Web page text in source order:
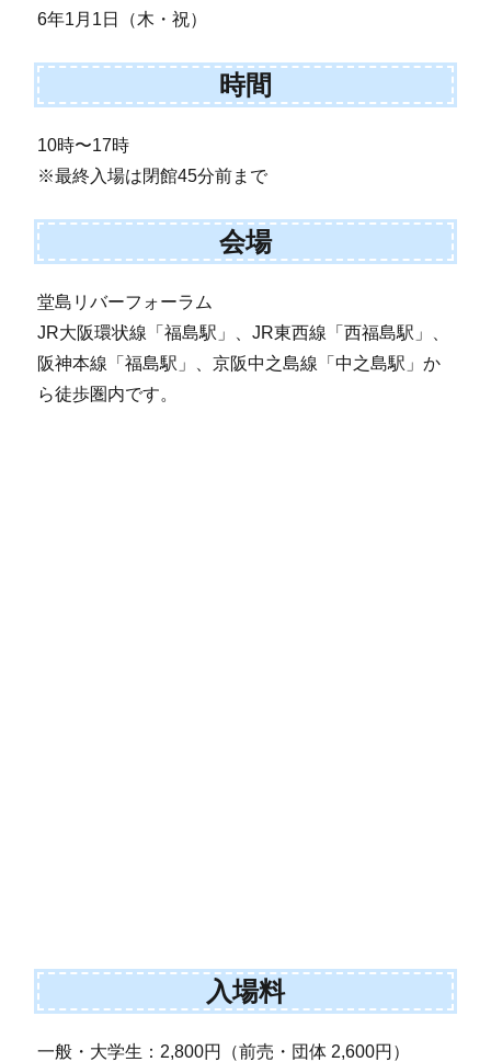
6年1月1日（木・祝）
時間
10時〜17時
※最終入場は閉館45分前まで
会場
堂島リバーフォーラム
JR大阪環状線「福島駅」、JR東西線「西福島駅」、
阪神本線「福島駅」、京阪中之島線「中之島駅」か
ら徒歩圏内です。
入場料
一般・大学生：2,800円（前売・団体 2,600円）